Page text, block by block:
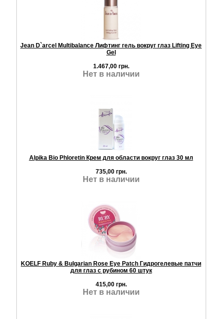
Jean D`arcel Multibalance Лифтинг гель вокруг глаз Lifting Eye
Gel
1.467,00 грн.
Нет в наличии
Alpika Bio Phloretin Крем для области вокруг глаз 30 мл
735,00 грн.
Нет в наличии
KOELF Ruby & Bulgarian Rose Eye Patch Гидрогелевые патчи
для глаз с рубином 60 штук
415,00 грн.
Нет в наличии